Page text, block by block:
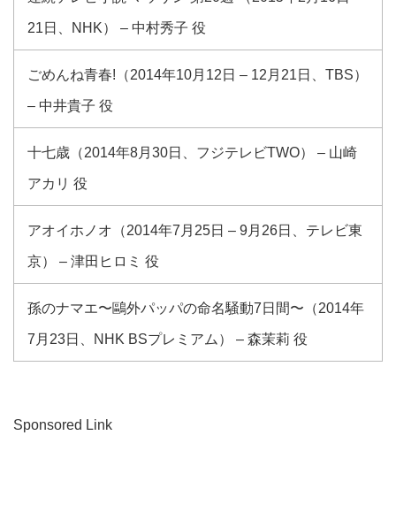
21日、NHK） – 中村秀子 役
ごめんね青春!（2014年10月12日 – 12月21日、TBS）
– 中井貴子 役
十七歳（2014年8月30日、フジテレビTWO） – 山崎
アカリ 役
アオイホノオ（2014年7月25日 – 9月26日、テレビ東
京） – 津田ヒロミ 役
孫のナマエ〜鷗外パッパの命名騒動7日間〜（2014年
7月23日、NHK BSプレミアム） – 森茉莉 役
Sponsored Link